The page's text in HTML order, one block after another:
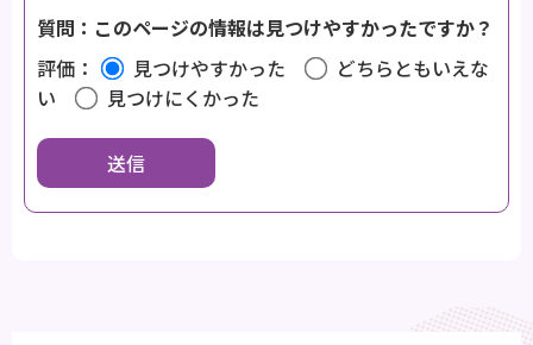
質問：このページの情報は見つけやすかったですか？
評価：
見つけやすかった
どちらともいえな
い
見つけにくかった